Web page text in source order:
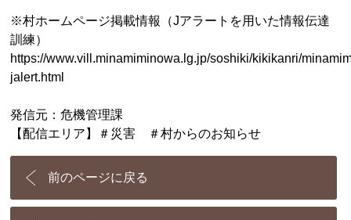
※村ホームページ掲載情報（Jアラートを用いた情報伝達
訓練）
https://www.vill.minamiminowa.lg.jp/soshiki/kikikanri/
jalert.html
発信元：危機管理課
【配信エリア】＃災害 ＃村からのお知らせ
前のページに戻る